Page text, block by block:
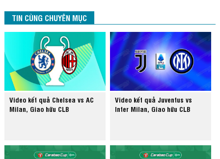
TIN CÙNG CHUYÊN MỤC
Video kết quả Chelsea vs AC
Milan, Giao hữu CLB
Video kết quả Juventus vs
Inter Milan, Giao hữu CLB